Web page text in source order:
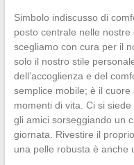
Simbolo indiscusso di
posto centrale nelle
scegliamo con cura per il
solo il nostro stile
dell’accoglienza e del
semplice mobile; è il
momenti di vita. Ci si
gli amici sorseggiando un
giornata. Rivestire il
una pelle robusta è anche